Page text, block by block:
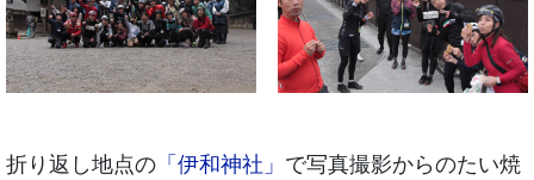
折り返し地点の 「伊和神社」 で写真撮影からのたい焼